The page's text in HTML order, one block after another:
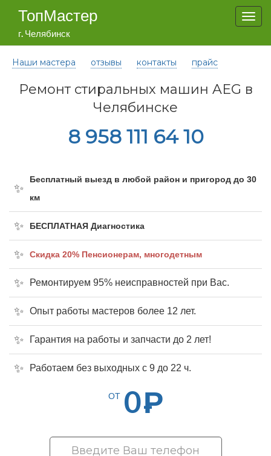
ТопМастер
г. Челябинск
Наши мастера отзывы контакты прайс
Ремонт стиральных машин AEG в
Челябинске
8 958 111 64 10
Бесплатный выезд в любой район и пригород до 30
км
БЕСПЛАТНАЯ Диагностика
Cкидка 20% Пенсионерам, многодетным
Ремонтируем 95% неисправностей при Вас.
Опыт работы мастеров более 12 лет.
Гарантия на работы и запчасти до 2 лет!
Работаем без выходных с 9 до 22 ч.
ОТ 0Р